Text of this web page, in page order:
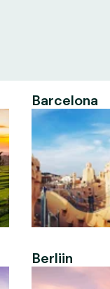
Barcelona
Berliin